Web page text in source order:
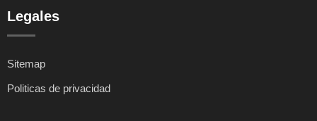
Legales
Sitemap
Politicas de privacidad